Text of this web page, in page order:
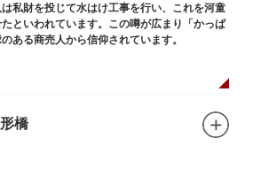
私財を投じて水はけ工事を行い、これを河童
といわれています。この噂が広まり「かっぱ
ある商売人から信仰されています。
橋